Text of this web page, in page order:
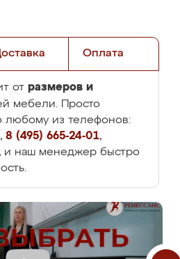
Оплата
от размеров и
мебели. Просто
любому из телефонов:
, 8 (495) 665-24-01,
, и наш менеджер быстро